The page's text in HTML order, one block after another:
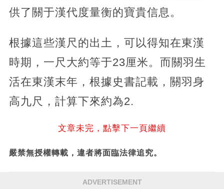
供了關于漢代度量衡的寶貴信息。
根據這些漢尺的出土，可以得知在東漢
時期，一尺大約等于23厘米。而關羽生
活在東漢末年，根據史書記載，關羽身
高九尺，計算下來約為2.
文章未完，點擊下一頁繼續
嚴禁無授權轉載，違者將面臨法律追究。
ADVERTISEMENT